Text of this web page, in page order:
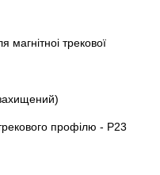
магнітноі трекової
профілю - P23